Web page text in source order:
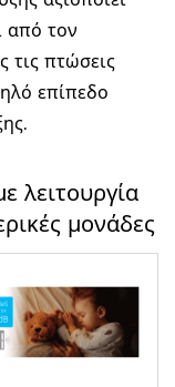
από τον
τις πτώσεις
επίπεδο
λειτουργία
μονάδες